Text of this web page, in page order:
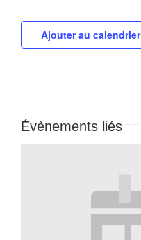
Ajouter au calendrier
Évènements liés